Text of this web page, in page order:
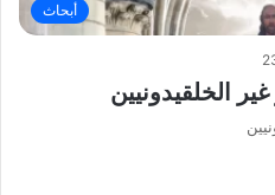
أبحاث
الخلقيدونيين